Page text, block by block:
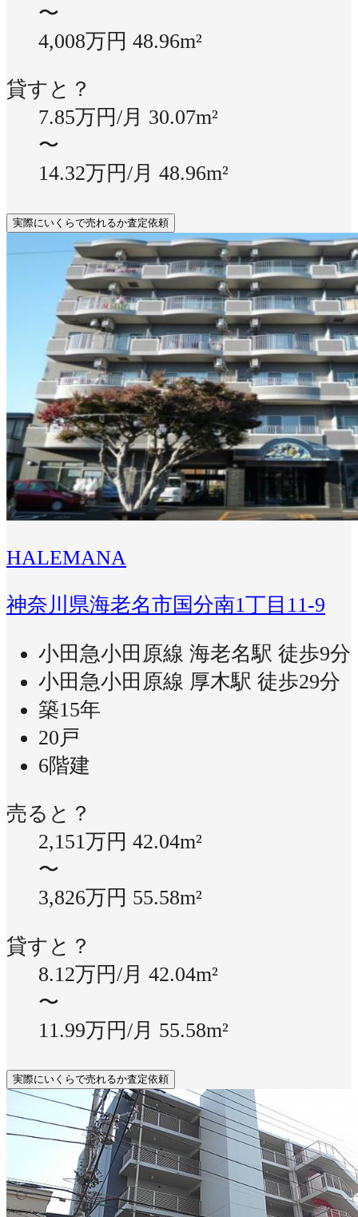
〜
4,008万円 48.96m²
貸すと？
7.85万円/月 30.07m²
〜
14.32万円/月 48.96m²
実際にいくらで売れるか査定依頼
HALEMANA
神奈川県海老名市国分南1丁目11-9
小田急小田原線 海老名駅 徒歩9分
小田急小田原線 厚木駅 徒歩29分
築15年
20戸
6階建
売ると？
2,151万円 42.04m²
〜
3,826万円 55.58m²
貸すと？
8.12万円/月 42.04m²
〜
11.99万円/月 55.58m²
実際にいくらで売れるか査定依頼